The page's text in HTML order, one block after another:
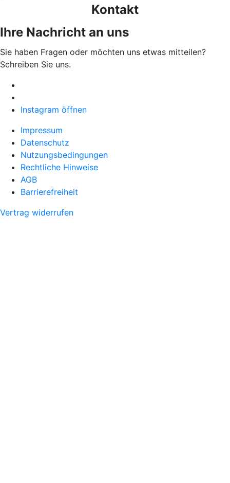
Kontakt
Ihre Nachricht an uns
Sie haben Fragen oder möchten uns etwas mitteilen?
Schreiben Sie uns.
Instagram öffnen
Impressum
Datenschutz
Nutzungsbedingungen
Rechtliche Hinweise
AGB
Barrierefreiheit
Vertrag widerrufen